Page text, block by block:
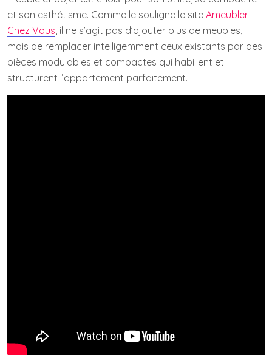
et son esthétisme. Comme le souligne le site Ameubler
Chez Vous , il ne s’agit pas d’ajouter plus de meubles,
mais de remplacer intelligemment ceux existants par des
pièces modulables et compactes qui habillent et
structurent l’appartement parfaitement.